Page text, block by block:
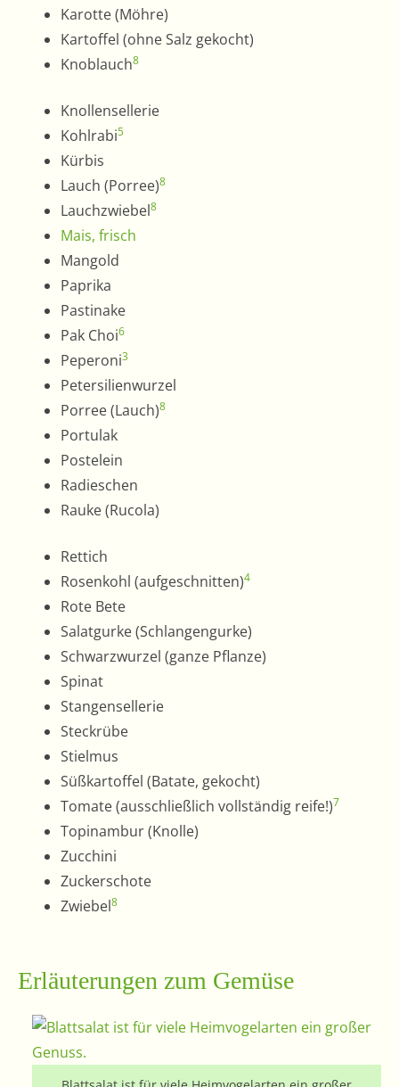
Karotte (Möhre)
Kartoffel (ohne Salz gekocht)
Knoblauch8
Knollensellerie
Kohlrabi5
Kürbis
Lauch (Porree)8
Lauchzwiebel8
Mais, frisch
Mangold
Paprika
Pastinake
Pak Choi6
Peperoni3
Petersilienwurzel
Porree (Lauch)8
Portulak
Postelein
Radieschen
Rauke (Rucola)
Rettich
Rosenkohl (aufgeschnitten)4
Rote Bete
Salatgurke (Schlangengurke)
Schwarzwurzel (ganze Pflanze)
Spinat
Stangensellerie
Steckrübe
Stielmus
Süßkartoffel (Batate, gekocht)
Tomate (ausschließlich vollständig reife!)7
Topinambur (Knolle)
Zucchini
Zuckerschote
Zwiebel8
Erläuterungen zum Gemüse